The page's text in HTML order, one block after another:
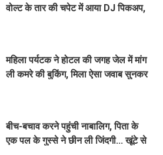
वोल्ट के तार की चपेट में आया DJ पिकअप,
महिला पर्यटक ने होटल की जगह जेल में मांग
ली कमरे की बुकिंग, मिला ऐसा जवाब सुनकर
बीच-बचाव करने पहुंची नाबालिग, पिता के
एक पल के गुस्से ने छीन ली जिंदगी... खूंटे से